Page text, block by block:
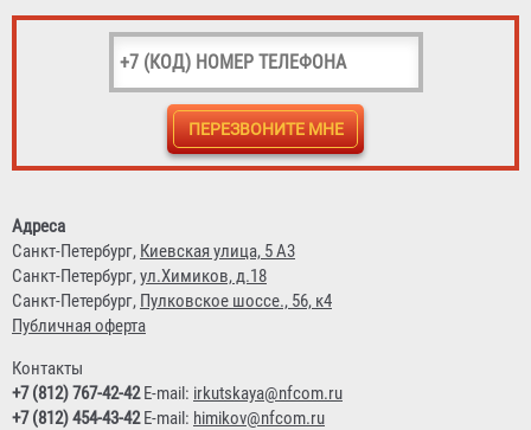
97 822 ₽
Крест фланцевый с пожарной подставкой ППКФ (сталь)
d-300мм, отросток 300мм
Адреса
Санкт-Петербург, Киевская улица, 5 А3
Санкт-Петербург,ул.Химиков, д.18
Санкт-Петербург, Пулковское шоссе., 56, к4
Публичная оферта
Контакты
+7 (812) 767-42-42E-mail: irkutskaya@nfcom.ru
+7 (812) 454-43-42E-mail: himikov@nfcom.ru